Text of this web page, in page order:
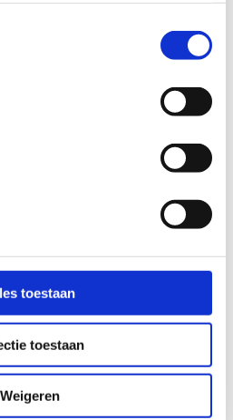
toestaan
toestaan
Weigeren